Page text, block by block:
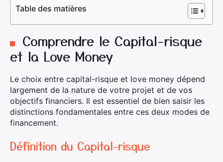
Table des matières
Comprendre le Capital-risque
et la Love Money
Le choix entre capital-risque et love money dépend
largement de la nature de votre projet et de vos
objectifs financiers. Il est essentiel de bien saisir les
distinctions fondamentales entre ces deux modes de
financement.
Définition du Capital-risque